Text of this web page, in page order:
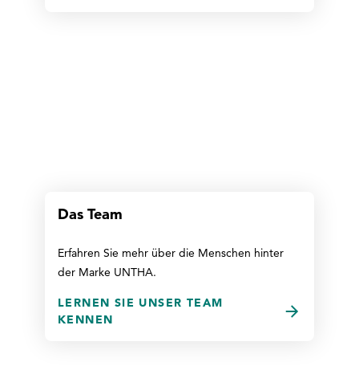
Das Team
Erfahren Sie mehr über die Menschen hinter
der Marke UNTHA.
LERNEN SIE UNSER TEAM
KENNEN